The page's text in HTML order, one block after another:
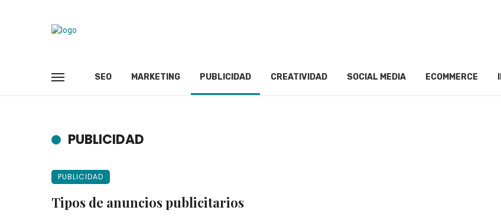
SEO MARKETING PUBLICIDAD CREATIVIDAD SOCIAL MEDIA ECOMMERCE
PUBLICIDAD
PUBLICIDAD
Tipos de anuncios publicitarios